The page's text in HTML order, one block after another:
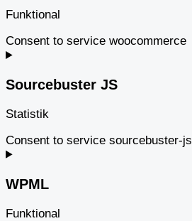
Funktional
Consent to service woocommerce
Sourcebuster JS
Statistik
Consent to service sourcebuster-js
WPML
Funktional